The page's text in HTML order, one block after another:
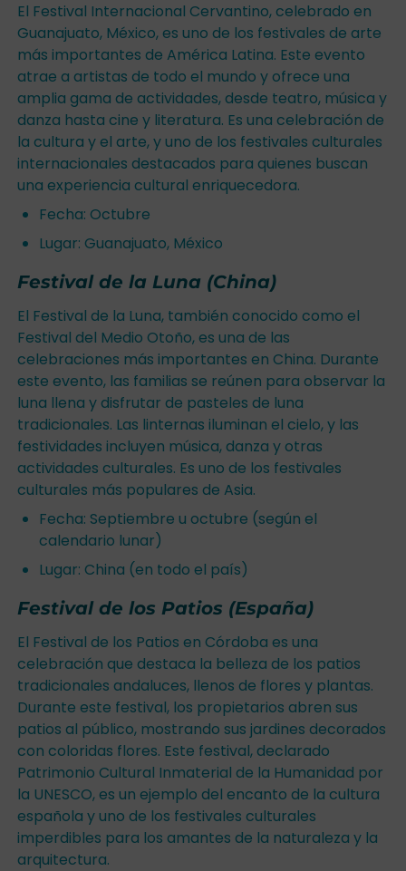
El Festival Internacional Cervantino, celebrado en
Guanajuato, México, es uno de los festivales de arte
más importantes de América Latina. Este evento
atrae a artistas de todo el mundo y ofrece una
amplia gama de actividades, desde teatro, música y
danza hasta cine y literatura. Es una celebración de
la cultura y el arte, y uno de los festivales culturales
internacionales destacados para quienes buscan
una experiencia cultural enriquecedora.
Fecha: Octubre
Lugar: Guanajuato, México
Festival de la Luna (China)
El Festival de la Luna, también conocido como el
Festival del Medio Otoño, es una de las
celebraciones más importantes en China. Durante
este evento, las familias se reúnen para observar la
luna llena y disfrutar de pasteles de luna
tradicionales. Las linternas iluminan el cielo, y las
festividades incluyen música, danza y otras
actividades culturales. Es uno de los festivales
culturales más populares de Asia.
Fecha: Septiembre u octubre (según el
calendario lunar)
Lugar: China (en todo el país)
Festival de los Patios (España)
El Festival de los Patios en Córdoba es una
celebración que destaca la belleza de los patios
tradicionales andaluces, llenos de flores y plantas.
Durante este festival, los propietarios abren sus
patios al público, mostrando sus jardines decorados
con coloridas flores. Este festival, declarado
Patrimonio Cultural Inmaterial de la Humanidad por
la UNESCO, es un ejemplo del encanto de la cultura
española y uno de los festivales culturales
imperdibles para los amantes de la naturaleza y la
arquitectura.